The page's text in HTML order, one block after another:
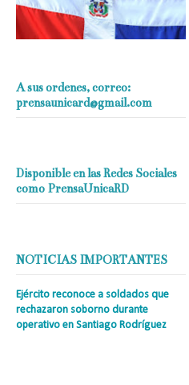
A sus ordenes, correo:
prensaunicard@gmail.com
Disponible en las Redes Sociales
como PrensaUnicaRD
NOTICIAS IMPORTANTES
Ejército reconoce a soldados que
rechazaron soborno durante
operativo en Santiago Rodríguez